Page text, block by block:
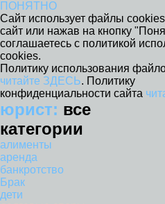
ПОНЯТНО
Сайт использует файлы
сайт или нажав на кнопку
соглашаетесь с политикой
cookies.
Политику использования
читайте ЗДЕСЬ. Политику
конфиденциальности сайта
юрист: все
категории
алименты
аренда
банкротство
Брак
дети